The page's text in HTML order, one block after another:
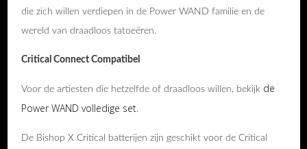
die zich willen verdiepen in de Power WAND familie en de
wereld van draadloos tatoeëren.
Critical Connect Compatibel
Voor de artiesten die hetzelfde of draadloos willen, bekijk de
Power WAND volledige set.
De Bishop X Critical batterijen zijn geschikt voor de Critical